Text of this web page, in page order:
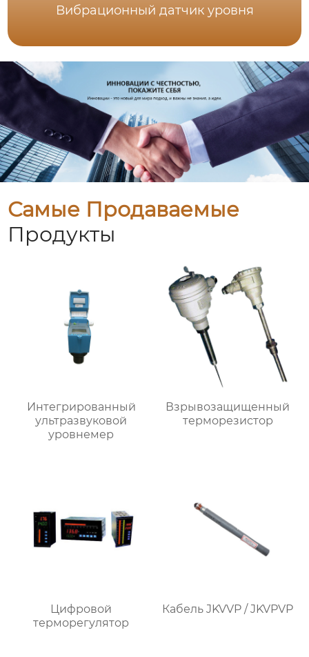
Вибрационный датчик уровня
Самые Продаваемые
Продукты
Интегрированный
ультразвуковой
уровнемер
Взрывозащищенный
терморезистор
Цифровой
терморегулятор
Кабель JKVVP / JKVPVP